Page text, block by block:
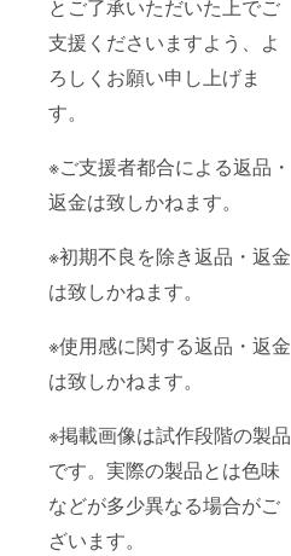
とご了承いただいた上でご
支援くださいますよう、よ
ろしくお願い申し上げま
す。
※ご支援者都合による返品・
返金は致しかねます。
※初期不良を除き返品・返金
は致しかねます。
※使用感に関する返品・返金
は致しかねます。
※掲載画像は試作段階の製品
です。実際の製品とは色味
などが多少異なる場合がご
ざいます。